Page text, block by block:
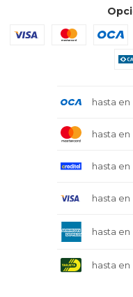
hasta en
hasta en
hasta en
hasta en
hasta en
hasta en